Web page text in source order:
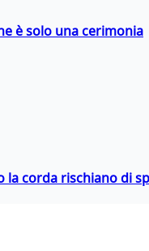
è solo una cerimonia
la corda rischiano di